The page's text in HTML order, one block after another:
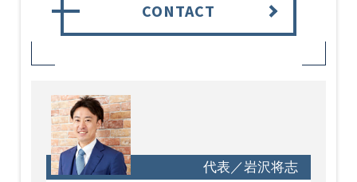
CONTACT
代表／岩沢将志